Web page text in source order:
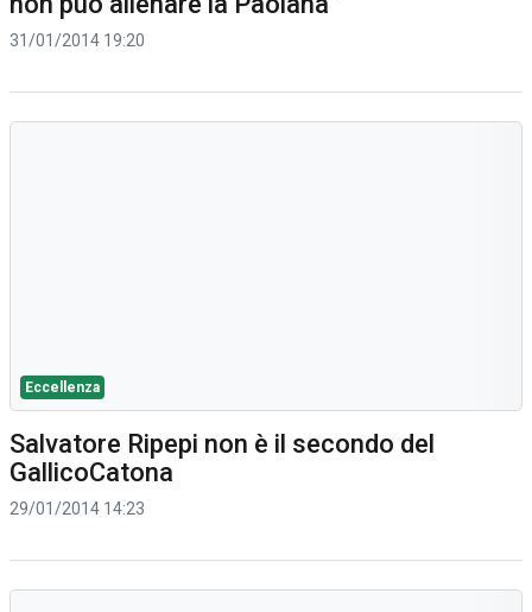
31/01/2014 19:20
Eccellenza
Salvatore Ripepi non è il secondo del
GallicoCatona
29/01/2014 14:23